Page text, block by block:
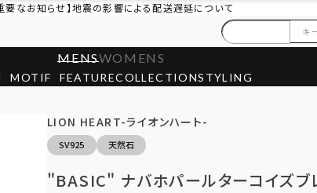
要なお知らせ】地震の影響による配送遅延について
MENSWOMENS
MOTIF FEATURECOLLECTIONSTYLING
LION HEART-ライオンハート-
SV925 天然石
"BASIC" ナバホパールターコイズブ